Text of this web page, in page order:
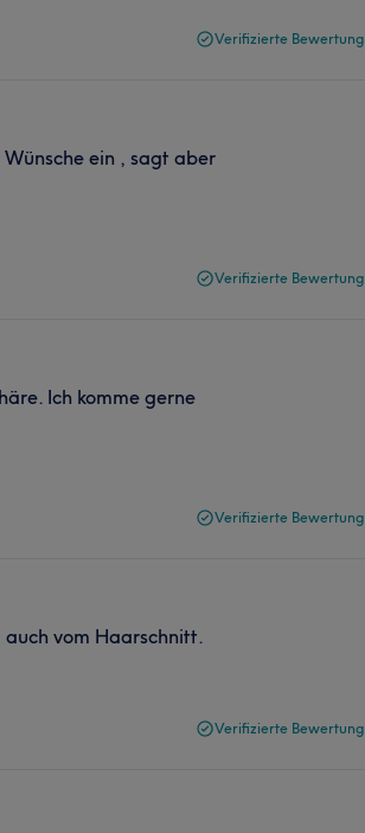
Verifizierte Bewertung
ein , sagt aber
Verifizierte Bewertung
Ich komme gerne
Verifizierte Bewertung
vom Haarschnitt.
Verifizierte Bewertung